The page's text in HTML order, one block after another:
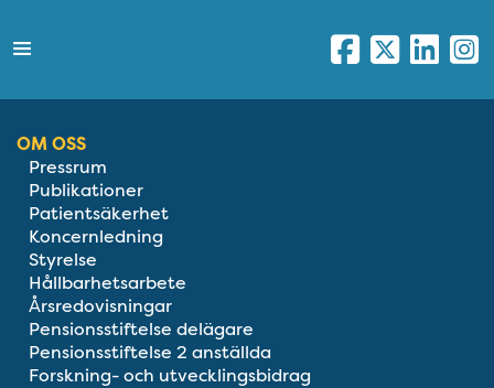
OM OSS
Pressrum
Publikationer
Patientsäkerhet
Koncernledning
Styrelse
Hållbarhetsarbete
Årsredovisningar
Pensionsstiftelse delägare
Pensionsstiftelse 2 anställda
Forskning- och utvecklingsbidrag